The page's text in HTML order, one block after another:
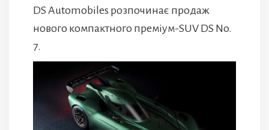
DS Automobiles розпочинає продаж
нового компактного преміум-SUV DS No.
7.